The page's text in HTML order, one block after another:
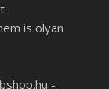
is olyan
-